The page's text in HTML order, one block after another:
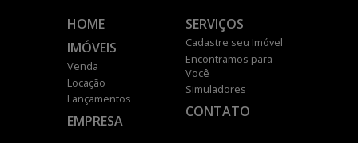
HOME
IMÓVEIS
Venda
Locação
Lançamentos
EMPRESA
SERVIÇOS
Cadastre seu Imóvel
Encontramos para
Você
Simuladores
CONTATO